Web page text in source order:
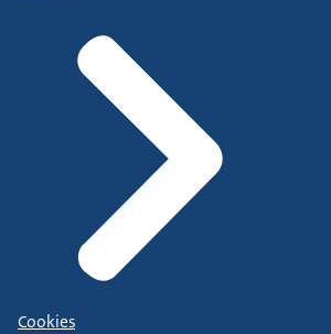
Cookies